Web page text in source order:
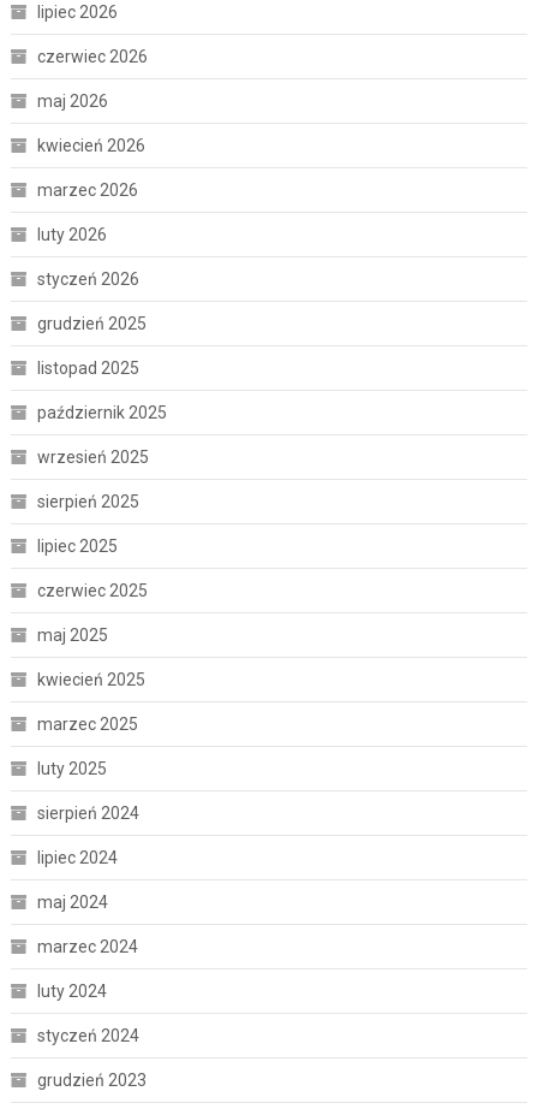
lipiec 2026
czerwiec 2026
maj 2026
kwiecień 2026
marzec 2026
luty 2026
styczeń 2026
grudzień 2025
listopad 2025
październik 2025
wrzesień 2025
sierpień 2025
lipiec 2025
czerwiec 2025
maj 2025
kwiecień 2025
marzec 2025
luty 2025
sierpień 2024
lipiec 2024
maj 2024
marzec 2024
luty 2024
styczeń 2024
grudzień 2023